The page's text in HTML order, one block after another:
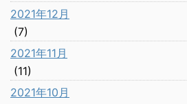
2021年12月
(7)
2021年11月
(11)
2021年10月